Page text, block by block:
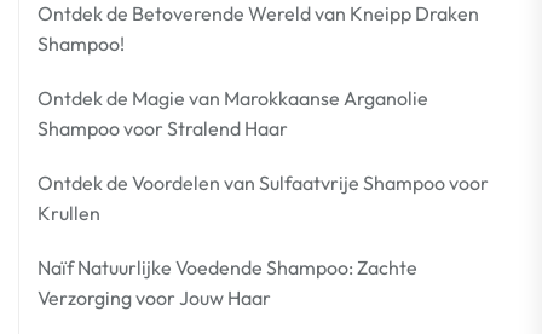
Ontdek de Betoverende Wereld van Kneipp Draken
Shampoo!
Ontdek de Magie van Marokkaanse Arganolie
Shampoo voor Stralend Haar
Ontdek de Voordelen van Sulfaatvrije Shampoo voor
Krullen
Naïf Natuurlijke Voedende Shampoo: Zachte
Verzorging voor Jouw Haar